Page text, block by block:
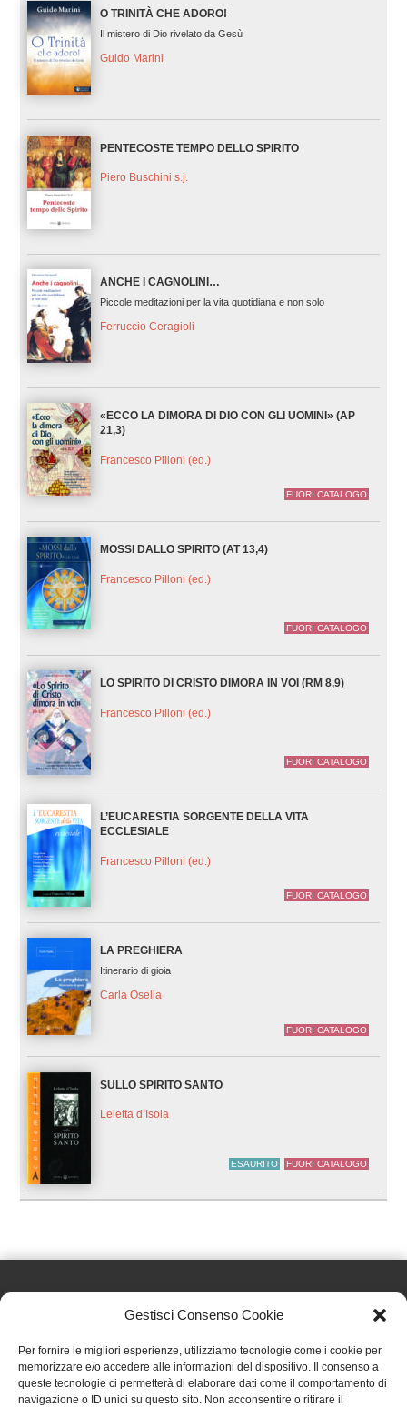
Gestisci Consenso Cookie
Per fornire le migliori esperienze, utilizziamo tecnologie come i cookie per
memorizzare e/o accedere alle informazioni del dispositivo. Il consenso a
queste tecnologie ci permetterà di elaborare dati come il comportamento di
navigazione o ID unici su questo sito. Non acconsentire o ritirare il
O TRINITÀ CHE ADORO!
Il mistero di Dio rivelato da Gesù
Guido Marini
PENTECOSTE TEMPO DELLO SPIRITO
Piero Buschini s.j.
ANCHE I CAGNOLINI…
Piccole meditazioni per la vita quotidiana e non solo
Ferruccio Ceragioli
«ECCO LA DIMORA DI DIO CON GLI UOMINI» (AP
21,3)
Francesco Pilloni (ed.)
FUORI CATALOGO
MOSSI DALLO SPIRITO (AT 13,4)
Francesco Pilloni (ed.)
FUORI CATALOGO
LO SPIRITO DI CRISTO DIMORA IN VOI (RM 8,9)
Francesco Pilloni (ed.)
FUORI CATALOGO
L’EUCARESTIA SORGENTE DELLA VITA
ECCLESIALE
Francesco Pilloni (ed.)
FUORI CATALOGO
LA PREGHIERA
Itinerario di gioia
Carla Osella
FUORI CATALOGO
SULLO SPIRITO SANTO
Leletta d’Isola
ESAURITO FUORI CATALOGO
Effatà Editrice di Pellegrino Paolo SAS
C.F. e P.IVA 09655250018
Via Tre Denti, 1 - 10060 Cantalupa (TO)